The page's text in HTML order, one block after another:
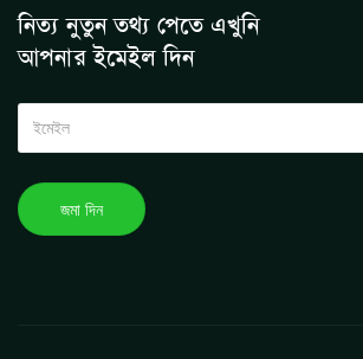
নিত্য নুতুন তথ্য পেতে এখুনি
আপনার ইমেইল দিন